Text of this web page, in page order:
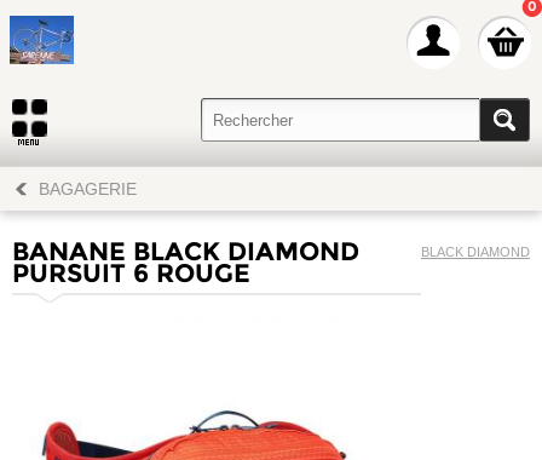
0
BAGAGERIE
BLACK DIAMOND
BANANE BLACK DIAMOND
PURSUIT 6 ROUGE